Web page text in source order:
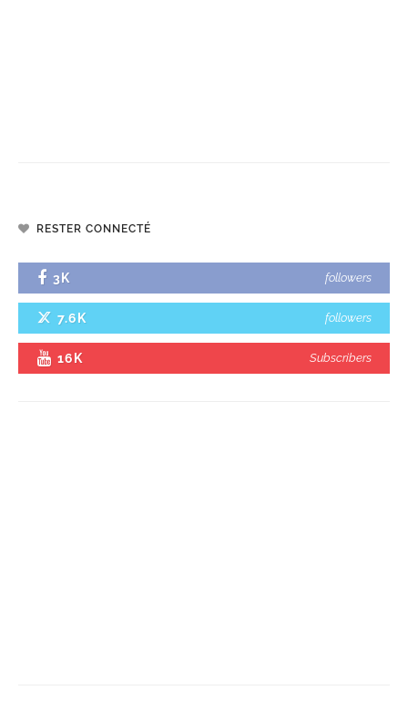
RESTER CONNECTÉ
3K followers
7.6K followers
16K Subscribers